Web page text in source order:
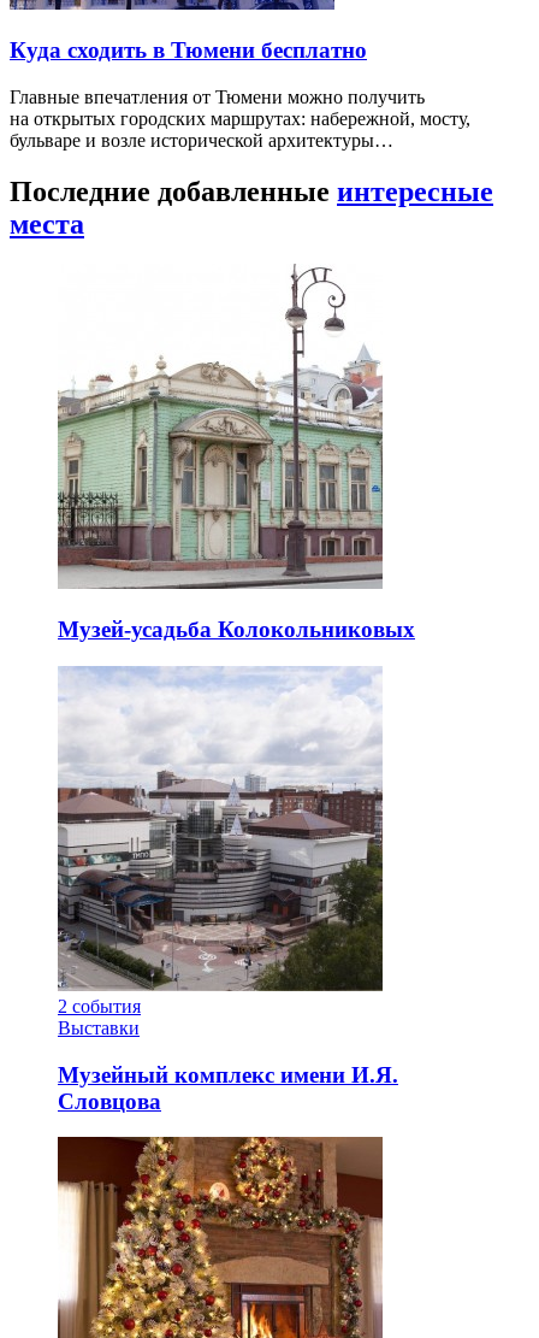
Куда сходить в Тюмени бесплатно
Главные впечатления от Тюмени можно получить
на открытых городских маршрутах: набережной, мосту,
бульваре и возле исторической архитектуры…
Последние добавленные интересные
места
Музей-усадьба Колокольниковых
2 события
Выставки
Музейный комплекс имени И.Я.
Словцова